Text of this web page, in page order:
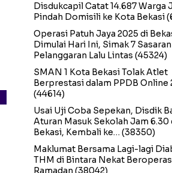
Disdukcapil Catat 14.687 Warga
Pindah Domisili ke Kota Bekasi
Operasi Patuh Jaya 2025 di
Dimulai Hari Ini, Simak 7
Pelanggaran Lalu Lintas (45324)
SMAN 1 Kota Bekasi Tolak Atlet
Berprestasi dalam PPDB Online
(44614)
Usai Uji Coba Sepekan, Disdik
Aturan Masuk Sekolah Jam 6.30
Bekasi, Kembali ke… (38350)
Maklumat Bersama Lagi-lagi
THM di Bintara Nekat
Ramadan (38042)